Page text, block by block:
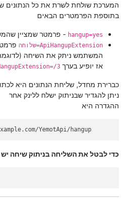
המערכת שולחת לשרת את כל הנתונים
בתוספת הפרמטרים הבאים
hangup=yes - פרמטר שמציין
ApiHangupExtension=שלוחה
אז יופיע בערך 3
כברירת מחדל, שליחת הנתונים היא
ניתן להגדיר שבניתוק ישלח ללינק אחר
ההגדרה היא
YemotApi/hangup
כדי לבטל את השליחה בניתוק שיחה יש